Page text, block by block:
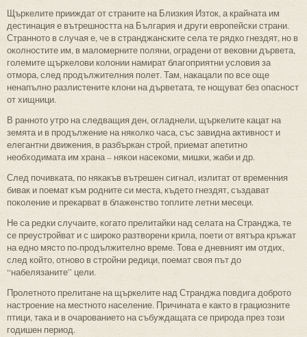
Щъркелите прииждат от страните на Близкия Изток, а крайната им
дестинация е вътрешността на България и други европейски страни.
Странното в случая е, че в странджанските села те рядко гнездят, но в
околностите им, в маломерните поляни, оградени от вековни дървета,
големите щъркелови колонии намират благоприятни условия за
отмора, след продължителния полет. Там, накацали по все още
ненапълно разлистените клони на дърветата, те нощуват без опасност
от хищници.
В ранното утро на следващия ден, огладнели, щъркелите кацат на
земята и в продължение на няколко часа, със завидна активност и
елегантни движения, в разбъркан строй, приемат апетитно
необходимата им храна – някои насекоми, мишки, жаби и др.
След почивката, по някакъв вътрешен сигнал, излитат от временния
бивак и поемат към родните си места, където гнездят, създават
поколение и прекарват в блаженство топлите летни месеци.
Не са редки случаите, когато прелитайки над селата на Странджа, те
се преустройват и с широко разтворени крила, поети от вятъра кръжат
на едно място по-продължително време. Това е дневният им отдих,
след който, отново в стройни редици, поемат своя път до
“набелязаните” цели.
Пролетното прелитане на щъркелите над Странджа повдига доброто
настроение на местното население. Причината е както в грациозните
птици, така и в очарованието на събуждащата се природа през този
годишен период.